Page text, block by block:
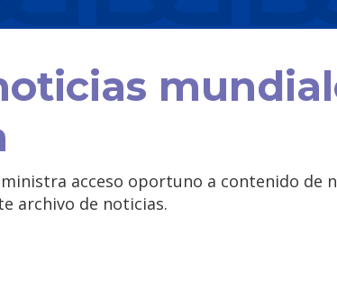
acceso oportuno a contenido de
archivo de noticias.